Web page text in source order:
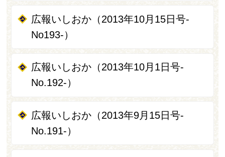
広報いしおか（2013年10月15日号‐
No193-）
広報いしおか（2013年10月1日号-
No.192-）
広報いしおか（2013年9月15日号-
No.191-）